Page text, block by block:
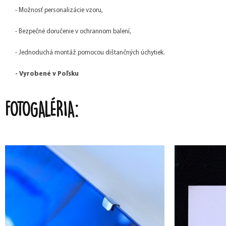
- Možnosť personalizácie vzoru,
- Bezpečné doručenie v ochrannom balení,
- Jednoduchá montáž pomocou dištančných úchytiek.
- Vyrobené v Poľsku
FOTOGALÉRIA: